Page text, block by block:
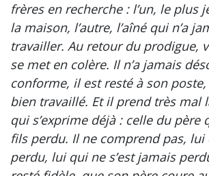
frères en recherche : l’un, le plus
la maison, l’autre, l’aîné qui n’a
travailler. Au retour du prodigue,
se met en colère. Il n’a jamais
conforme, il est resté à son
bien travaillé. Et il prend très mal
qui s’exprime déjà : celle du père
fils perdu. Il ne comprend pas, lui
perdu, lui qui ne s’est jamais